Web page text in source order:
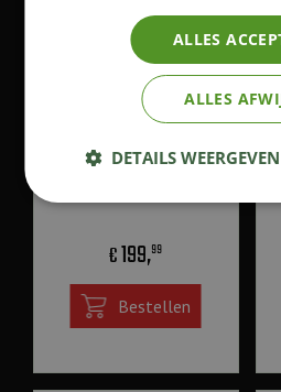
Weber Braadspit voor
€199,99
Bestellen
ALLES
ALLES
DETAILS WEERGEVEN